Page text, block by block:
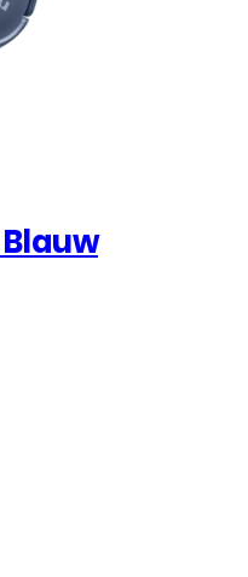
Blauw